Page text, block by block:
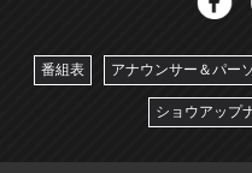
番組表 アナウンサー＆パー
ショウアップ